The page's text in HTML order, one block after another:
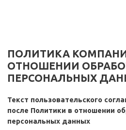
ПОЛИТИКА
ОТНОШЕНИИ
ПЕРСОНАЛЬНЫХ
Текст пользовательского
после Политики в отношении
персональных данных